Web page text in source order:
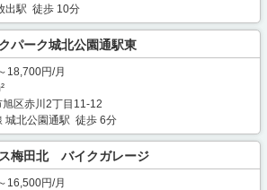
出駅 徒歩 10分
パーク城北公園通駅東
18,700円/月
旭区赤川2丁目11-12
城北公園通駅 徒歩 6分
梅田北 バイクガレージ
16,500円/月